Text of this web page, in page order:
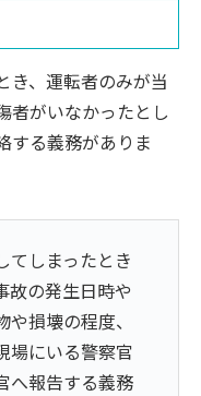
き、運転者のみが当
者がいなかったとし
する義務がありま
てしまったとき
故の発生日時や
損壊の程度、
場にいる警察官
へ報告する義務